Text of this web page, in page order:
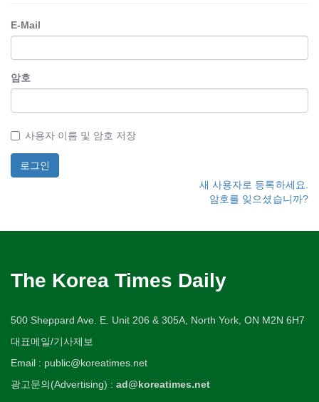
E-Mail
암호
사용자 이름 및 암호 저장
새 사용자로 등록하세요.
암호를 잊으셨습니까?
The Korea Times Daily
500 Sheppard Ave. E. Unit 206 & 305A, North York, ON M2N 6H7
대표메일/기사제보
Email : public@koreatimes.net
광고문의(Advertising) : ad@koreatimes.net